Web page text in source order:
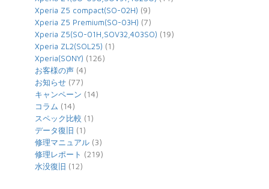
Xperia Z5 compact(SO-02H) (9)
Xperia Z5 Premium(SO-03H) (7)
Xperia Z5(SO-01H,SOV32,403SO) (19)
Xperia ZL2(SOL25) (1)
Xperia(SONY) (126)
お客様の声 (4)
お知らせ (77)
キャンペーン (14)
コラム (14)
スペック比較 (1)
データ復旧 (1)
修理マニュアル (3)
修理レポート (219)
水没復旧 (12)